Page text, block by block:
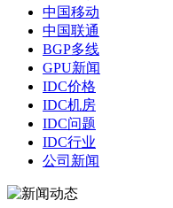
中国移动
中国联通
BGP多线
GPU新闻
IDC价格
IDC机房
IDC问题
IDC行业
公司新闻